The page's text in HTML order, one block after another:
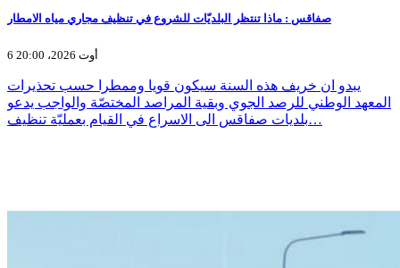
صفاقس : ماذا تنتظر البلديّات للشروع في تنظيف مجاري مياه الامطار
6 أوت 2026، 20:00
يبدو ان خريف هذه السنة سيكون قويا وممطرا حسب تحذيرات
المعهد الوطني للرصد الجوي وبقية المراصد المختصّة والواجب يدعو
بلديات صفاقس الى الاسراع في القيام بعمليّة تنظيف…